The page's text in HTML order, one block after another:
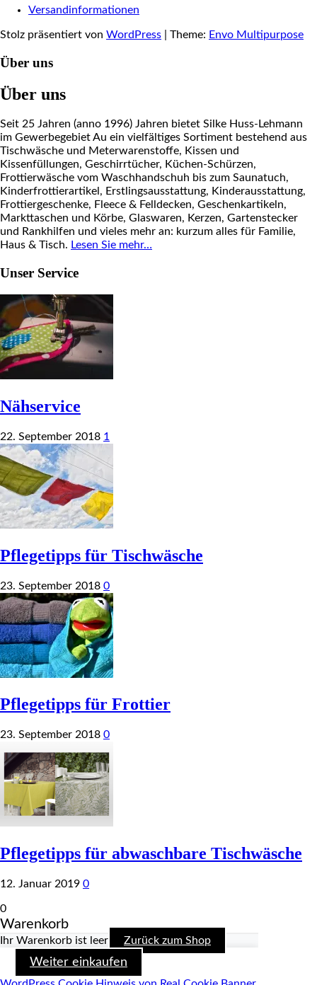
Versandinformationen
Stolz präsentiert von WordPress Theme: Envo Multipurpose
Über uns
Über uns
Seit 25 Jahren (anno 1996) Jahren bietet Silke Huss-Lehmann
im Gewerbegebiet Au ein vielfältiges Sortiment bestehend aus
Tischwäsche und Meterwarenstoffe, Kissen und
Kissenfüllungen, Geschirrtücher, Küchen-Schürzen,
Frottierwäsche vom Waschhandschuh bis zum Saunatuch,
Kinderfrottierartikel, Erstlingsausstattung, Kinderausstattung,
Frottiergeschenke, Fleece & Felldecken, Geschenkartikeln,
Markttaschen und Körbe, Glaswaren, Kerzen, Gartenstecker
und Rankhilfen und vieles mehr an: kurzum alles für Familie,
Haus & Tisch. Lesen Sie mehr…
Unser Service
Nähservice
22. September 2018 1
Pflegetipps für Tischwäsche
23. September 2018 0
Pflegetipps für Frottier
23. September 2018 0
Pflegetipps für abwaschbare Tischwäsche
12. Januar 2019 0
0
Warenkorb
Ihr Warenkorb ist leer Zurück zum Shop
Weiter einkaufen